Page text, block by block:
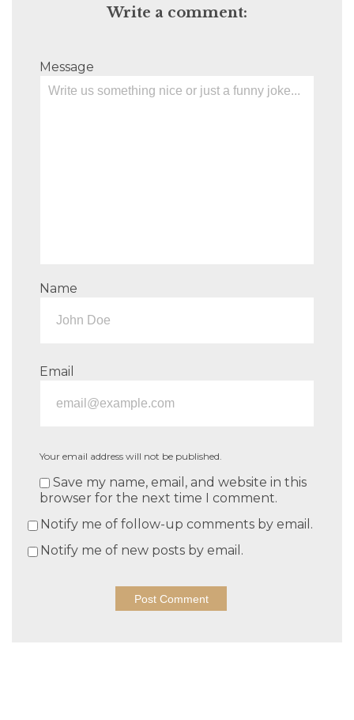
Write a comment:
Message
Name
Email
Your email address will not be published.
Save my name, email, and website in this
browser for the next time I comment.
Notify me of follow-up comments by email.
Notify me of new posts by email.